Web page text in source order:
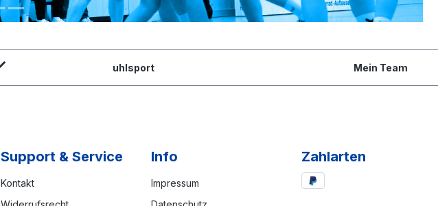
uhlsport Mein Team
Support & Service
Kontakt
Info
Impressum
Zahlarten